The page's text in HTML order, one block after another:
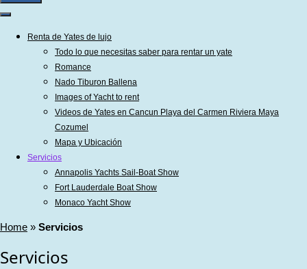
Renta de Yates de lujo
Todo lo que necesitas saber para rentar un yate
Romance
Nado Tiburon Ballena
Images of Yacht to rent
Videos de Yates en Cancun Playa del Carmen Riviera Maya
Cozumel
Mapa y Ubicación
Servicios
Annapolis Yachts Sail-Boat Show
Fort Lauderdale Boat Show
Monaco Yacht Show
Home » Servicios
Servicios